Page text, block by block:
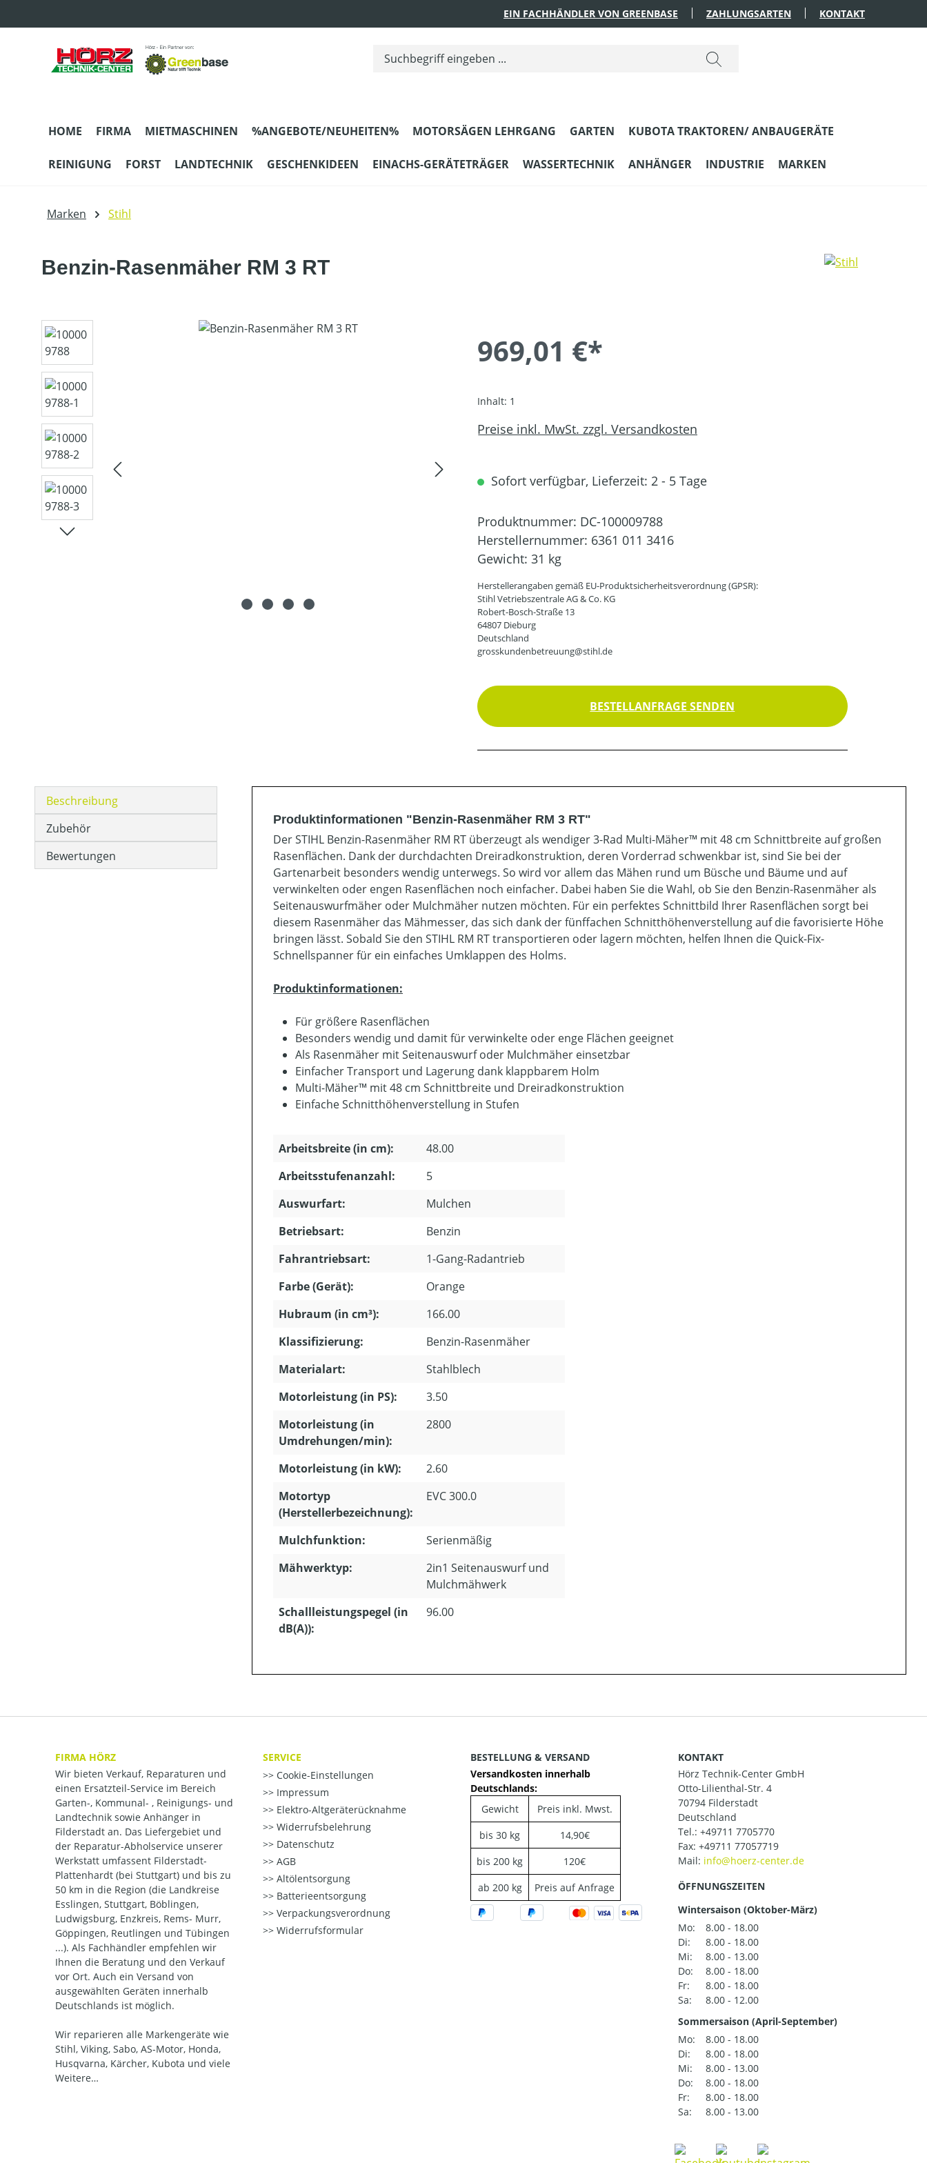
EIN FACHHÄNDLER VON GREENBASE ZAHLUNGSARTEN KONTAKT
HOME FIRMA MIETMASCHINEN %ANGEBOTE/NEUHEITEN% MOTORSÄGEN LEHRGANG GARTEN KUBOTA TRAKTOREN/ ANBAUGERÄTE
REINIGUNG FORST LANDTECHNIK GESCHENKIDEEN EINACHS-GERÄTETRÄGER WASSERTECHNIK ANHÄNGER INDUSTRIE MARKEN
Marken Stihl
Benzin-Rasenmäher RM 3 RT
Bildergalerie überspringen
969,01 €*
Inhalt: 1
Preise inkl. MwSt. zzgl. Versandkosten
Sofort verfügbar, Lieferzeit: 2 - 5 Tage
Produktnummer: DC-100009788
Herstellernummer: 6361 011 3416
Gewicht: 31 kg
Herstellerangaben gemäß EU-Produktsicherheitsverordnung (GPSR):
Stihl Vetriebszentrale AG & Co. KG
Robert-Bosch-Straße 13
64807 Dieburg
Deutschland
grosskundenbetreuung@stihl.de
BESTELLANFRAGE SENDEN
Beschreibung
Zubehör
Bewertungen
Produktinformationen "Benzin-Rasenmäher RM 3 RT"
Der STIHL Benzin-Rasenmäher RM RT überzeugt als wendiger 3-Rad Multi-Mäher™ mit 48 cm Schnittbreite auf großen
Rasenflächen. Dank der durchdachten Dreiradkonstruktion, deren Vorderrad schwenkbar ist, sind Sie bei der
Gartenarbeit besonders wendig unterwegs. So wird vor allem das Mähen rund um Büsche und Bäume und auf
verwinkelten oder engen Rasenflächen noch einfacher. Dabei haben Sie die Wahl, ob Sie den Benzin-Rasenmäher als
Seitenauswurfmäher oder Mulchmäher nutzen möchten. Für ein perfektes Schnittbild Ihrer Rasenflächen sorgt bei
diesem Rasenmäher das Mähmesser, das sich dank der fünffachen Schnitthöhenverstellung auf die favorisierte Höhe
bringen lässt. Sobald Sie den STIHL RM RT transportieren oder lagern möchten, helfen Ihnen die Quick-Fix-
Schnellspanner für ein einfaches Umklappen des Holms.
Produktinformationen:
Für größere Rasenflächen
Besonders wendig und damit für verwinkelte oder enge Flächen geeignet
Als Rasenmäher mit Seitenauswurf oder Mulchmäher einsetzbar
Einfacher Transport und Lagerung dank klappbarem Holm
Multi-Mäher™ mit 48 cm Schnittbreite und Dreiradkonstruktion
Einfache Schnitthöhenverstellung in Stufen
Arbeitsbreite (in cm):
48.00
Arbeitsstufenanzahl:
5
Auswurfart:
Mulchen
Betriebsart:
Benzin
Fahrantriebsart:
1-Gang-Radantrieb
Farbe (Gerät):
Orange
Hubraum (in cm³):
166.00
Klassifizierung:
Benzin-Rasenmäher
Materialart:
Stahlblech
Motorleistung (in PS):
3.50
Motorleistung (in
Umdrehungen/min):
2800
Motorleistung (in kW):
2.60
Motortyp
(Herstellerbezeichnung):
EVC 300.0
Mulchfunktion:
Serienmäßig
Mähwerktyp:
2in1 Seitenauswurf und
Mulchmähwerk
Schallleistungspegel (in
dB(A)):
96.00
FIRMA HÖRZ
Wir bieten Verkauf, Reparaturen und
einen Ersatzteil-Service im Bereich
Garten-, Kommunal- , Reinigungs- und
Landtechnik sowie Anhänger in
Filderstadt an. Das Liefergebiet und
der Reparatur-Abholservice unserer
Werkstatt umfassent Filderstadt-
Plattenhardt (bei Stuttgart) und bis zu
50 km in die Region (die Landkreise
Esslingen, Stuttgart, Böblingen,
Ludwigsburg, Enzkreis, Rems- Murr,
Göppingen, Reutlingen und Tübingen
...). Als Fachhändler empfehlen wir
Ihnen die Beratung und den Verkauf
vor Ort. Auch ein Versand von
ausgewählten Geräten innerhalb
Deutschlands ist möglich.
Wir reparieren alle Markengeräte wie
Stihl, Viking, Sabo, AS-Motor, Honda,
Husqvarna, Kärcher, Kubota und viele
Weitere…
SERVICE
Cookie-Einstellungen
Impressum
Elektro-Altgeräterücknahme
Widerrufsbelehrung
Datenschutz
AGB
Altölentsorgung
Batterieentsorgung
Verpackungsverordnung
Widerrufsformular
BESTELLUNG & VERSAND
Versandkosten innerhalb
Deutschlands:
Gewicht
Preis inkl. Mwst.
bis 30 kg
14,90€
bis 200 kg
120€
ab 200 kg
Preis auf Anfrage
KONTAKT
Hörz Technik-Center GmbH
Otto-Lilienthal-Str. 4
70794 Filderstadt
Deutschland
Tel.: +49711 7705770
Fax: +49711 77057719
Mail:
ÖFFNUNGSZEITEN
Wintersaison (Oktober-März)
Mo:
8.00 - 18.00
Di:
8.00 - 18.00
Mi:
8.00 - 13.00
Do:
8.00 - 18.00
Fr:
8.00 - 18.00
Sa:
8.00 - 12.00
Sommersaison (April-September)
Mo:
8.00 - 18.00
Di:
8.00 - 18.00
Mi:
8.00 - 13.00
Do:
8.00 - 18.00
Fr:
8.00 - 18.00
Sa:
8.00 - 13.00